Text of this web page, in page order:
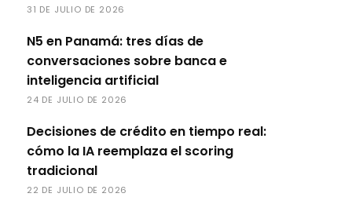
31 DE JULIO DE 2026
N5 en Panamá: tres días de
conversaciones sobre banca e
inteligencia artificial
24 DE JULIO DE 2026
Decisiones de crédito en tiempo real:
cómo la IA reemplaza el scoring
tradicional
22 DE JULIO DE 2026